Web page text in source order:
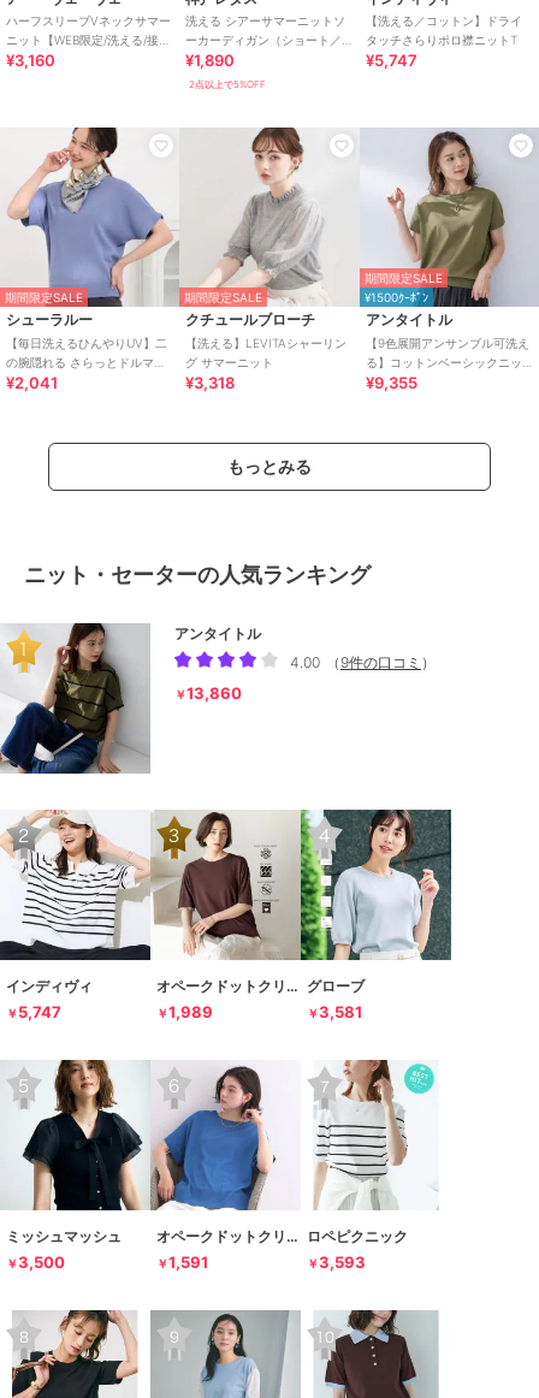
ハーフスリーブVネックサマー
ニット【WEB限定/洗える/接触
冷感/UVカット】
¥3,160
洗える シアーサマーニットソ
ーカーディガン（ショート／
ミディアム／ロング）
[C3703]
¥1,890
2点以上で5%OFF
【洗える／コットン】ドライ
タッチさらりポロ襟ニットT
¥5,747
期間限定SALE
シューラルー
【毎日洗えるひんやりUV】二
の腕隠れる さらっとドルマン
半袖ニット
¥2,041
期間限定SALE
クチュールブローチ
【洗える】LEVITAシャーリン
グ サマーニット
¥3,318
期間限定SALE
¥1500ｸｰﾎﾟﾝ
アンタイトル
【9色展開アンサンブル可洗え
る】コットンベーシックニッ
ト
¥9,355
もっとみる
ニット・セーターの人気ランキング
アンタイトル
4.00
（ 9件の口コミ ）
￥13,860
インディヴィ
￥ 5,747
オペークドットクリップ
￥1,989
グローブ
￥3,581
ミッシュマッシュ
￥3,500
オペークドットクリップ
￥1,591
ロペピクニック
￥3,593